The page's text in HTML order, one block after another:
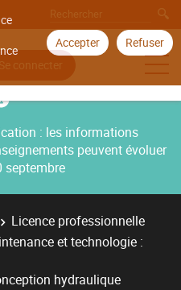
Accepter Refuser
Se connecter
: les informations
peuvent évoluer
septembre
Licence professionnelle
et technologie :
hydraulique